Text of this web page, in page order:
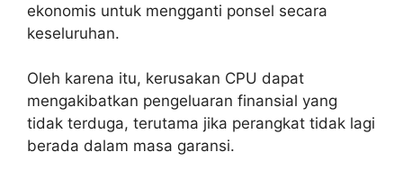
ekonomis untuk mengganti ponsel secara
keseluruhan.
Oleh karena itu, kerusakan CPU dapat
mengakibatkan pengeluaran finansial yang
tidak terduga, terutama jika perangkat tidak lagi
berada dalam masa garansi.